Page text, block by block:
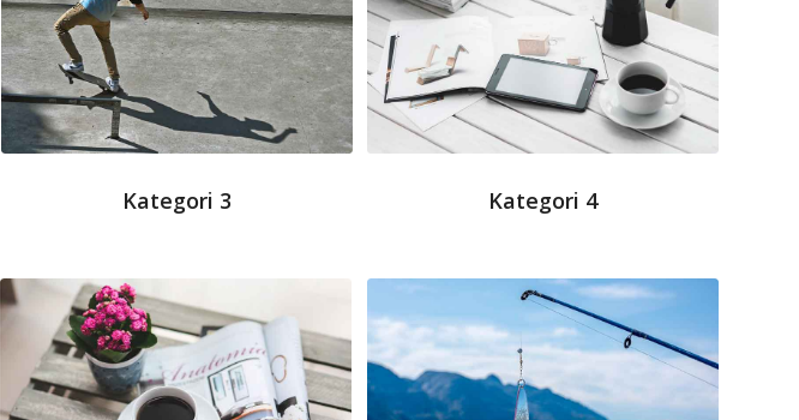
Kategori 3 Kategori 4